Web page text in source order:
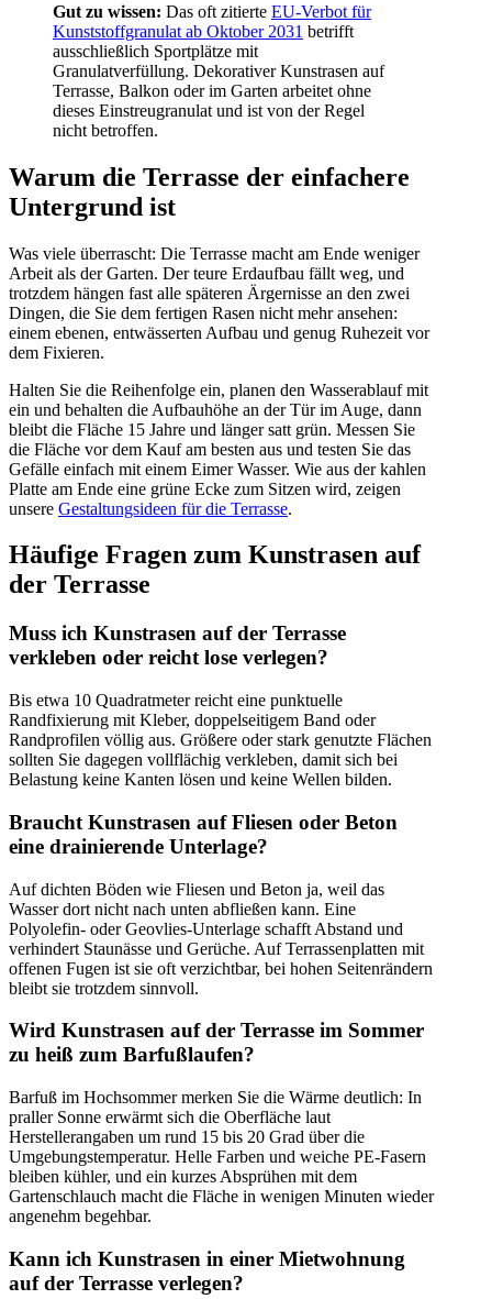
Gut zu wissen: Das oft zitierte EU-Verbot für
Kunststoffgranulat ab Oktober 2031 betrifft
ausschließlich Sportplätze mit
Granulatverfüllung. Dekorativer Kunstrasen auf
Terrasse, Balkon oder im Garten arbeitet ohne
dieses Einstreugranulat und ist von der Regel
nicht betroffen.
Warum die Terrasse der einfachere
Untergrund ist
Was viele überrascht: Die Terrasse macht am Ende weniger
Arbeit als der Garten. Der teure Erdaufbau fällt weg, und
trotzdem hängen fast alle späteren Ärgernisse an den zwei
Dingen, die Sie dem fertigen Rasen nicht mehr ansehen:
einem ebenen, entwässerten Aufbau und genug Ruhezeit vor
dem Fixieren.
Halten Sie die Reihenfolge ein, planen den Wasserablauf mit
ein und behalten die Aufbauhöhe an der Tür im Auge, dann
bleibt die Fläche 15 Jahre und länger satt grün. Messen Sie
die Fläche vor dem Kauf am besten aus und testen Sie das
Gefälle einfach mit einem Eimer Wasser. Wie aus der kahlen
Platte am Ende eine grüne Ecke zum Sitzen wird, zeigen
unsere Gestaltungsideen für die Terrasse.
Häufige Fragen zum Kunstrasen auf
der Terrasse
Muss ich Kunstrasen auf der Terrasse
verkleben oder reicht lose verlegen?
Bis etwa 10 Quadratmeter reicht eine punktuelle
Randfixierung mit Kleber, doppelseitigem Band oder
Randprofilen völlig aus. Größere oder stark genutzte Flächen
sollten Sie dagegen vollflächig verkleben, damit sich bei
Belastung keine Kanten lösen und keine Wellen bilden.
Braucht Kunstrasen auf Fliesen oder Beton
eine drainierende Unterlage?
Auf dichten Böden wie Fliesen und Beton ja, weil das
Wasser dort nicht nach unten abfließen kann. Eine
Polyolefin- oder Geovlies-Unterlage schafft Abstand und
verhindert Staunässe und Gerüche. Auf Terrassenplatten mit
offenen Fugen ist sie oft verzichtbar, bei hohen Seitenrändern
bleibt sie trotzdem sinnvoll.
Wird Kunstrasen auf der Terrasse im Sommer
zu heiß zum Barfußlaufen?
Barfuß im Hochsommer merken Sie die Wärme deutlich: In
praller Sonne erwärmt sich die Oberfläche laut
Herstellerangaben um rund 15 bis 20 Grad über die
Umgebungstemperatur. Helle Farben und weiche PE-Fasern
bleiben kühler, und ein kurzes Absprühen mit dem
Gartenschlauch macht die Fläche in wenigen Minuten wieder
angenehm begehbar.
Kann ich Kunstrasen in einer Mietwohnung
auf der Terrasse verlegen?